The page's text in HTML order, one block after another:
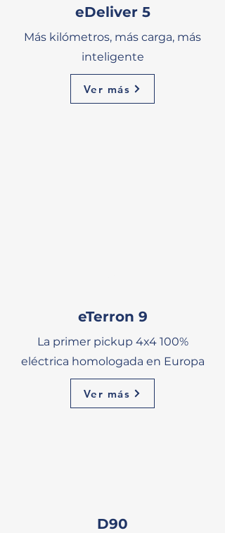
eDeliver 5
Más kilómetros, más carga, más
inteligente
Ver más
eTerron 9
La primer pickup 4x4 100%
eléctrica homologada en Europa
Ver más
D90